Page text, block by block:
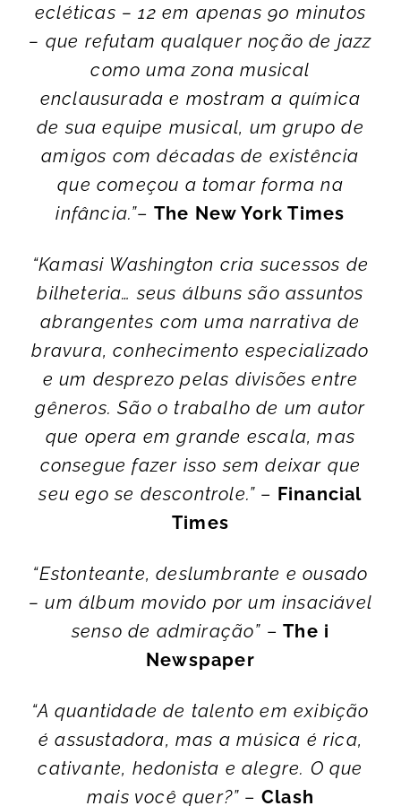
ecléticas – 12 em apenas 90 minutos
– que refutam qualquer noção de jazz
como uma zona musical
enclausurada e mostram a química
de sua equipe musical, um grupo de
amigos com décadas de existência
que começou a tomar forma na
infância.”– The New York Times
“Kamasi Washington cria sucessos de
bilheteria… seus álbuns são assuntos
abrangentes com uma narrativa de
bravura, conhecimento especializado
e um desprezo pelas divisões entre
gêneros. São o trabalho de um autor
que opera em grande escala, mas
consegue fazer isso sem deixar que
seu ego se descontrole.” – Financial
Times
“Estonteante, deslumbrante e ousado
– um álbum movido por um insaciável
senso de admiração” –The i
Newspaper
“A quantidade de talento em exibição
é assustadora, mas a música é rica,
cativante, hedonista e alegre. O que
mais você quer?” – Clash